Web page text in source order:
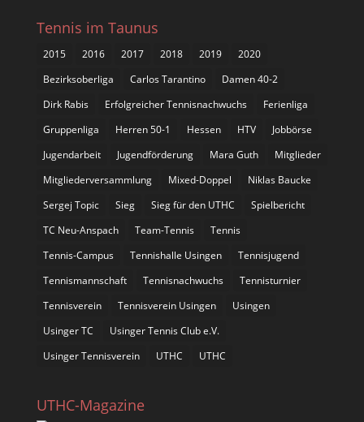
Tennis im Taunus
2015 2016 2017 2018 2019
2020
Bezirksoberliga
Carlos Tarantino
Damen 40-2
Dirk Rabis
Erfolgreicher Tennisnachwuchs
Ferienliga
Gruppenliga
Herren 50-1 Hessen HTV
Jobbörse
Jugendarbeit
Jugendförderung Mara Guth
Mitglieder
Mitgliederversammlung
Mixed-Doppel
Niklas Baucke
Sergej Topic
Sieg Sieg für den UTHC
Spielbericht
TC Neu-Anspach
Team-Tennis
Tennis
Tennis-Campus
Tennishalle Usingen
Tennisjugend
Tennismannschaft
Tennisnachwuchs
Tennisturnier
Tennisverein
Tennisverein Usingen
Usingen
Usinger TC
Usinger Tennis Club e.V.
Usinger Tennisverein
UTHC UTHC
UTHC-Magazine